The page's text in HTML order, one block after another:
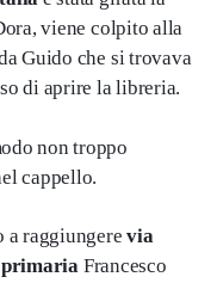
viene colpito alla
Guido che si trovava
di aprire la libreria.
non troppo
cappello.
a raggiungerevia
primaria Francesco